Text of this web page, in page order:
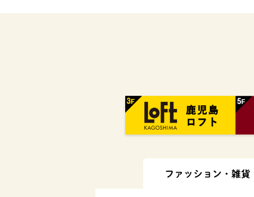
ファッション・ 雑貨